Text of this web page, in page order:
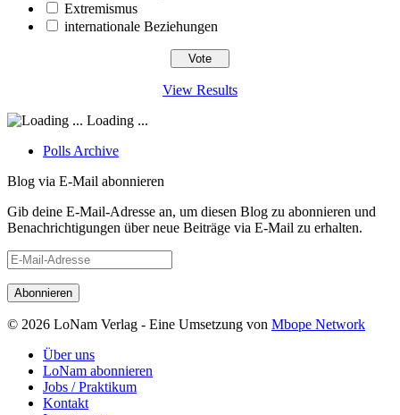
Extremismus
internationale Beziehungen
View Results
Loading ...
Polls Archive
Blog via E-Mail abonnieren
Gib deine E-Mail-Adresse an, um diesen Blog zu abonnieren und
Benachrichtigungen über neue Beiträge via E-Mail zu erhalten.
E-
Mail-
Adresse
© 2026 LoNam Verlag - Eine Umsetzung von Mbope Network
Über uns
LoNam abonnieren
Jobs / Praktikum
Kontakt